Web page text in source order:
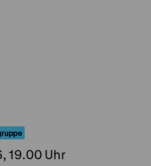
19.00 Uhr